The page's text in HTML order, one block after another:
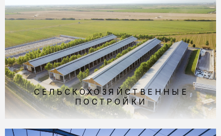
СЕЛЬСКОХОЗЯЙС­ТВЕННЫЕ
ПОСТРОЙКИ